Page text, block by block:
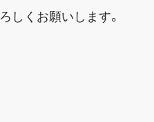
しくお願いします。